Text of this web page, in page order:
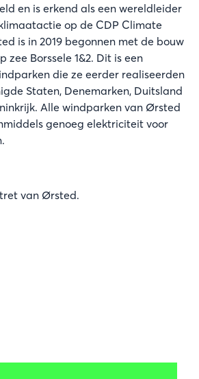
en is erkend als een wereldleider
op de CDP Climate
is in 2019 begonnen met de bouw
zee Borssele 1&2. Dit is een
die ze eerder realiseerden
Staten, Denemarken, Duitsland
Alle windparken van Ørsted
genoeg elektriciteit voor
van Ørsted.